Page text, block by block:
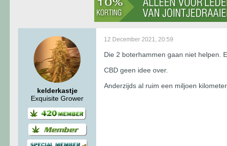
kelderkastje
Exquisite Grower
12 December 2021, 20:59
Die 2 boterhammen gaan niet helpen.
CBD geen idee over.
Anderzijds al ruim een miljoen